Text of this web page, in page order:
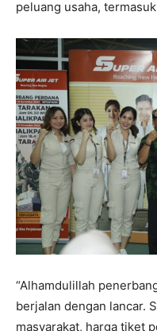
peluang usaha,
“Alhamdulillah
berjalan dengan lancar.
masyarakat, harga tiket